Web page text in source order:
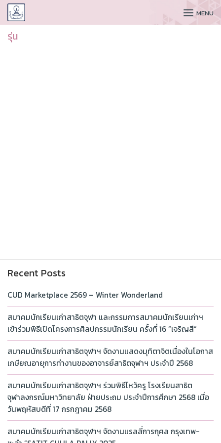
CUDAA MENU
รุ่น
Recent Posts
CUD Marketplace 2569 – Winter Wonderland
สมาคมนักเรียนเก่าสาธิตจุฬา และกรรมการสมาคมนักเรียนเก่าฯ
เข้าร่วมพิธีเปิดโครงการศิลปกรรมนักเรียน ครั้งที่ 16 “เจริญสี”
สมาคมนักเรียนเก่าสาธิตจุฬาฯ จัดงานแสดงมุทิตาจิตเนื่องในโอกาส
เกษียณอายุการทำงานของอาจารย์สาธิตจุฬาฯ ประจำปี 2568
สมาคมนักเรียนเก่าสาธิตจุฬาฯ ร่วมพิธีไหว้ครู โรงเรียนสาธิต
จุฬาลงกรณ์มหาวิทยาลัย ฝ่ายประถม ประจำปีการศึกษา 2568 เมื่อ
วันพฤหัสบดีที่ 17 กรกฎาคม 2568
สมาคมนักเรียนเก่าสาธิตจุฬาฯ จัดงานแรลลี่การกุศล กรุงเทพ-